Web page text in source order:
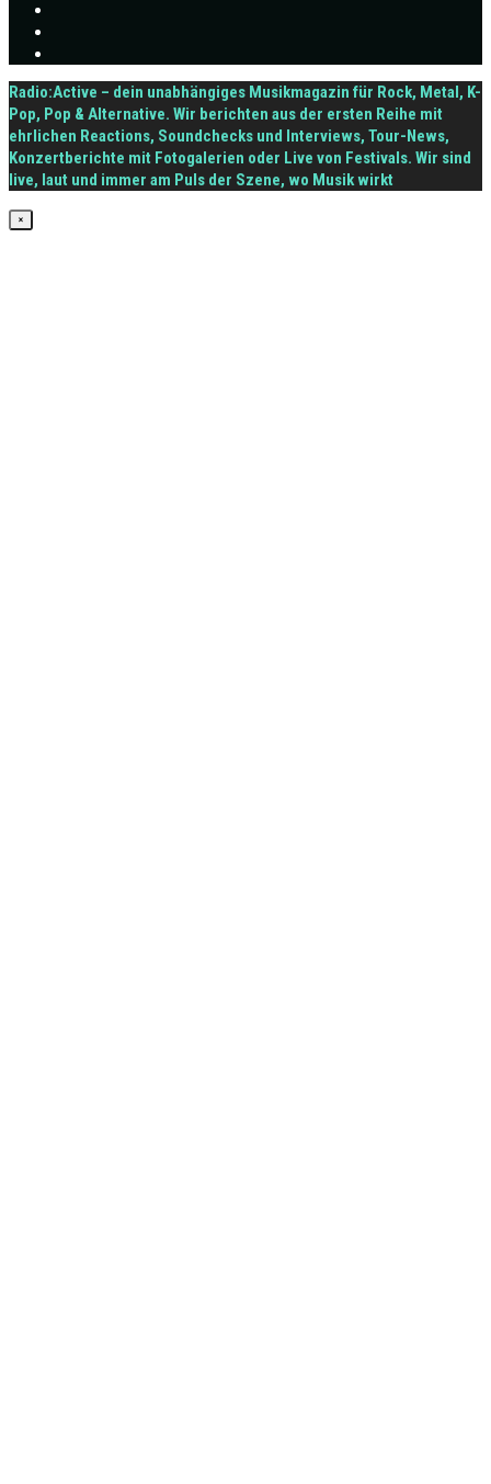
Radio:Active – dein unabhängiges Musikmagazin für Rock, Metal, K-
Pop, Pop & Alternative. Wir berichten aus der ersten Reihe mit
ehrlichen Reactions, Soundchecks und Interviews, Tour-News,
Konzertberichte mit Fotogalerien oder Live von Festivals. Wir sind
live, laut und immer am Puls der Szene, wo Musik wirkt
×